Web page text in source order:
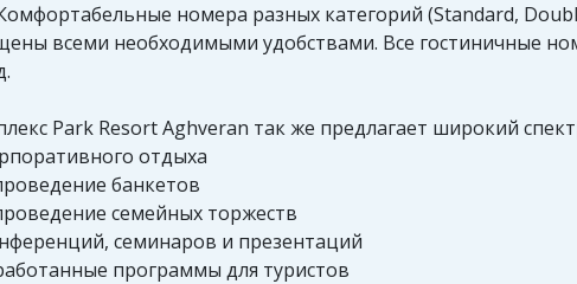
номера разных категорий (Standard,
всеми необходимыми удобствами. Все гостиничные
Park Resort Aghveran так же предлагает широкий
отдыха
банкетов
семейных торжеств
семинаров и презентаций
программы для туристов